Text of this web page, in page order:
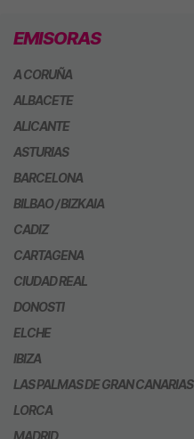
EMISORAS
A CORUÑA
ALBACETE
ALICANTE
ASTURIAS
BARCELONA
BILBAO / BIZKAIA
CADIZ
CARTAGENA
CIUDAD REAL
DONOSTI
ELCHE
IBIZA
LAS PALMAS DE GRAN CANARIAS
LORCA
MADRID